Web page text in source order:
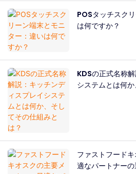
POSタッチスク
は何ですか？
KDSの正式名称
システムとは何
ファストフード
適なパートナー